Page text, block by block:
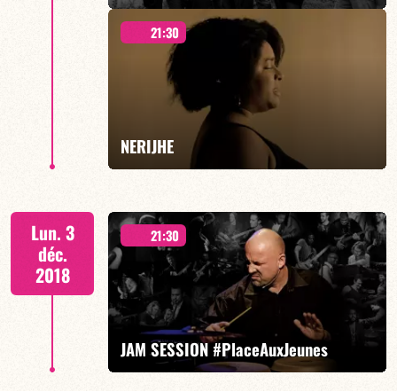
21:30
NERIJHE
EN SAVOIR PLUS
Lun. 3
déc.
2018
21:30
JAM SESSION #PlaceAuxJeunes